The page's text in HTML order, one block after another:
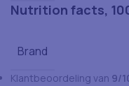
Nutrition facts,
Brand
Klantbeoordeling van 9/